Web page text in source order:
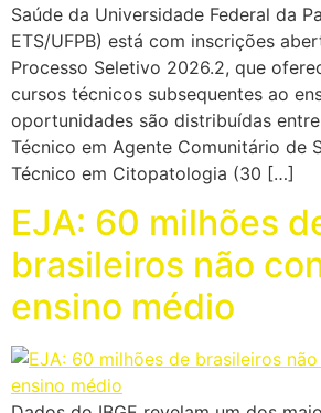
Saúde da Universidade Federal da
ETS/UFPB) está com inscrições
Processo Seletivo 2026.2, que
cursos técnicos subsequentes ao
oportunidades são distribuídas
Técnico em Agente Comunitário de
Técnico em Citopatologia (30 […]
EJA: 60 milhões
brasileiros não
ensino médio